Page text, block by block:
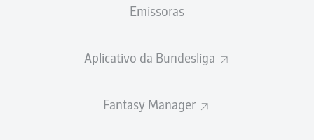
Emissoras
Aplicativo da Bundesliga
Fantasy Manager